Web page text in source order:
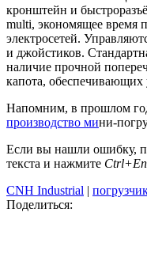
кронштейн и
multi, экономящее время
электросетей.
и джойстиков.
наличие прочной
капота, обеспечивающих
Напомним, в прошлом
производство мини-
Если вы нашли ошибку,
текста и нажмите
CNH Industrial |
Поделиться: